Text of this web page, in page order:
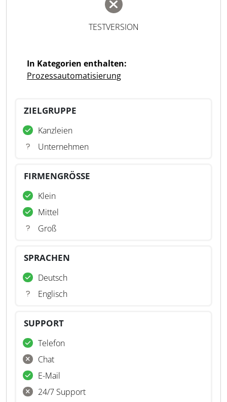
TESTVERSION
In Kategorien enthalten:
Prozessautomatisierung
ZIELGRUPPE
Kanzleien
Unternehmen
FIRMENGRÖSSE
Klein
Mittel
Groß
SPRACHEN
Deutsch
Englisch
SUPPORT
Telefon
Chat
E-Mail
24/7 Support